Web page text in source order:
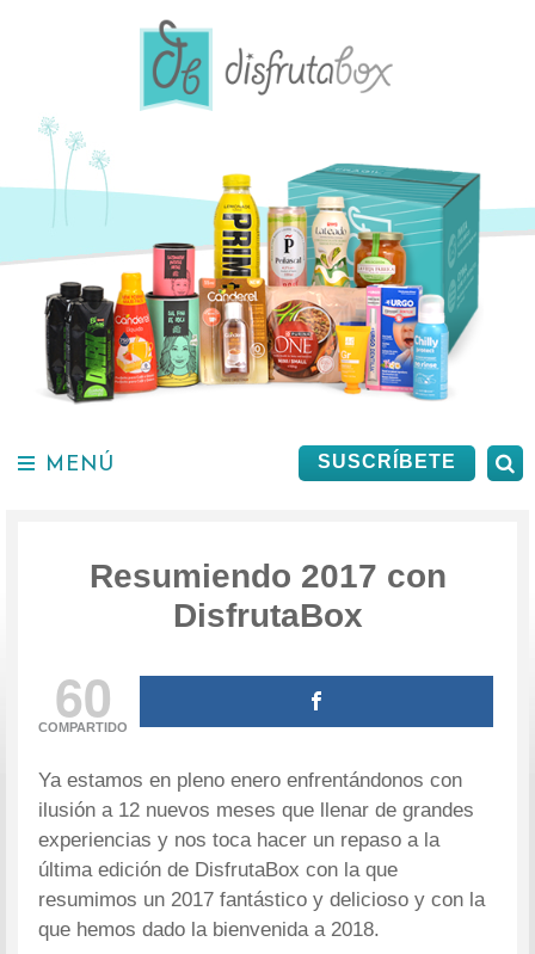
SUSCRÍBETE
MENÚ
Resumiendo 2017 con
DisfrutaBox
60
COMPARTIDO
Ya estamos en pleno enero enfrentándonos con
ilusión a 12 nuevos meses que llenar de grandes
experiencias y nos toca hacer un repaso a la
última edición de DisfrutaBox con la que
resumimos un 2017 fantástico y delicioso y con la
que hemos dado la bienvenida a 2018.